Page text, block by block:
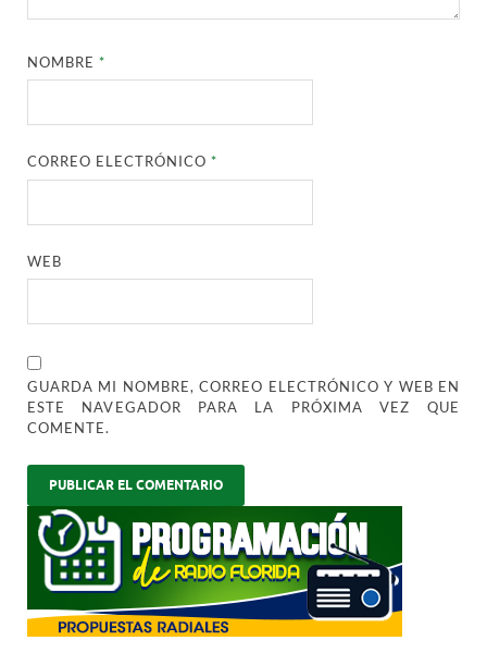
NOMBRE*
CORREO ELECTRÓNICO*
WEB
GUARDA MI NOMBRE, CORREO ELECTRÓNICO Y WEB EN
ESTE NAVEGADOR PARA LA PRÓXIMA VEZ QUE
COMENTE.